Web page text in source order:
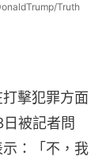
Truth
擊犯罪方面
被記者問
：「不，我